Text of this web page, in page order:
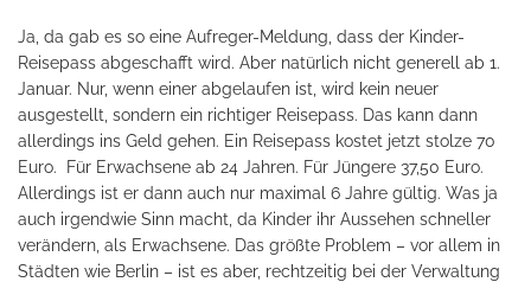
Ja, da gab es so eine Aufreger-Meldung, dass der Kinder-
Reisepass abgeschafft wird. Aber natürlich nicht generell ab 1.
Januar. Nur, wenn einer abgelaufen ist, wird kein neuer
ausgestellt, sondern ein richtiger Reisepass. Das kann dann
allerdings ins Geld gehen. Ein Reisepass kostet jetzt stolze 70
Euro.
Für Erwachsene ab 24 Jahren. Für Jüngere 37,50 Euro.
Allerdings ist er dann auch nur maximal 6 Jahre gültig. Was ja
auch irgendwie Sinn macht, da Kinder ihr Aussehen schneller
verändern, als Erwachsene. Das größte Problem – vor allem in
Städten wie Berlin – ist es aber, rechtzeitig bei der Verwaltung